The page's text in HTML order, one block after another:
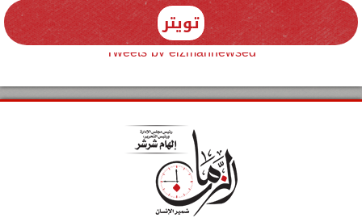
تويتر
Tweets by elzmannewseg